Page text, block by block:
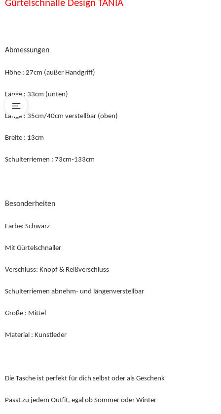
Gürtelschnalle Design TANIA
Abmessungen
Höhe : 27cm (außer Handgriff)
Länge : 33cm (unten)
Länge : 35cm/40cm verstellbar (oben)
Breite : 13cm
Schulterriemen : 73cm-133cm
Besonderheiten
Farbe: Schwarz
Mit Gürtelschnaller
Verschluss: Knopf & Reißverschluss
Schulterriemen abnehm- und längenverstellbar
Größe : Mittel
Material : Kunstleder
Die Tasche ist perfekt für dich selbst oder als Geschenk
Passt zu jedem Outfit, egal ob Sommer oder Winter